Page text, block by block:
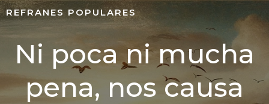
REFRANES POPULARES
Ni poca ni mucha
pena, nos causa